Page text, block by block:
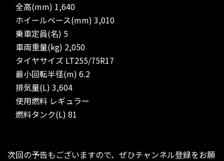
全高(mm) 1,640
ホイールベース(mm) 3,010
乗車定員(名) 5
車両重量(kg) 2,050
タイヤサイズ LT255/75R17
最小回転半径(m) 6.2
排気量(L) 3,604
使用燃料 レギュラー
燃料タンク(L) 81
次回の予告もございますので、ぜひチャンネル登録をお願